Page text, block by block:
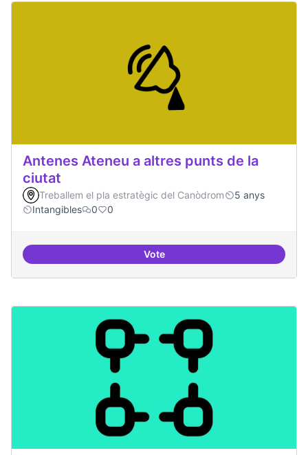
Antenes Ateneu a altres punts de la
ciutat
Treballem el pla estratègic del Canòdrom
5 anys
Intangibles
0 0
VoteAntenes Ateneu a altres punts